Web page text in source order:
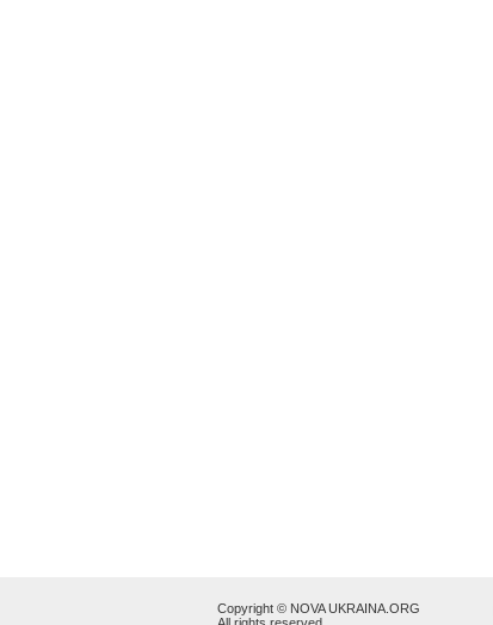
Copyright © NOVA UKRAINA.ORG